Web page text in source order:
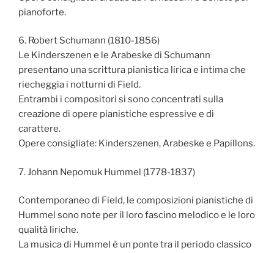
pianoforte.
6. Robert Schumann (1810-1856)
Le Kinderszenen e le Arabeske di Schumann
presentano una scrittura pianistica lirica e intima che
riecheggia i notturni di Field.
Entrambi i compositori si sono concentrati sulla
creazione di opere pianistiche espressive e di
carattere.
Opere consigliate: Kinderszenen, Arabeske e Papillons.
7. Johann Nepomuk Hummel (1778-1837)
Contemporaneo di Field, le composizioni pianistiche di
Hummel sono note per il loro fascino melodico e le loro
qualità liriche.
La musica di Hummel è un ponte tra il periodo classico